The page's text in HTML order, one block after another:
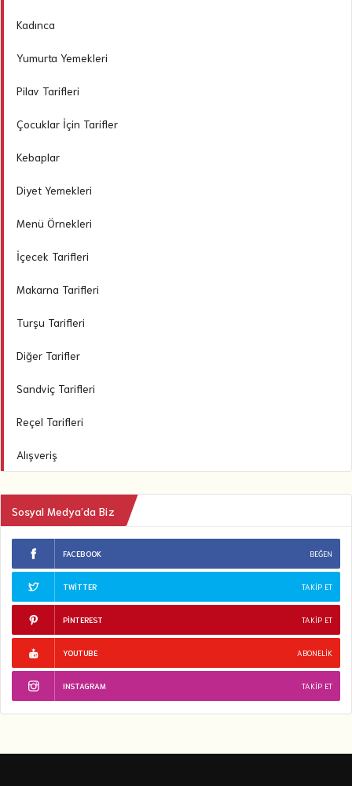
Kadınca
Yumurta Yemekleri
Pilav Tarifleri
Çocuklar İçin Tarifler
Kebaplar
Diyet Yemekleri
Menü Örnekleri
İçecek Tarifleri
Makarna Tarifleri
Turşu Tarifleri
Diğer Tarifler
Sandviç Tarifleri
Reçel Tarifleri
Alışveriş
Sosyal Medya’da Biz
FACEBOOK BEĞEN
TWITTER TAKIP ET
PINTEREST TAKIP ET
YOUTUBE ABONELIK
INSTAGRAM TAKIP ET